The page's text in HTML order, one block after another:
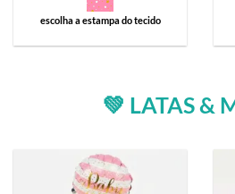
escolha a estampa do tecido
💚 LATAS &